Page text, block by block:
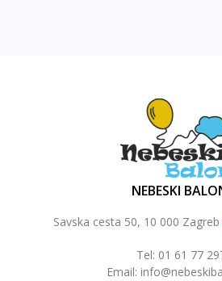
NEBESKI
Savska cesta 50, 10 000 Zagreb
Tel: 01 61 77
Email: